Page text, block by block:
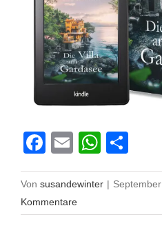
Facebook
Email
Von susandewinter |
Kommentare